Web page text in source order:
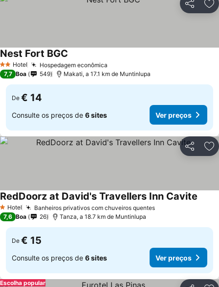
Partilhar
2 Estrelas
Hotel Hospedagem econômica
Nest Fort BGC
7,7 Boa 549 Makati, a 17.1 km de Muntinlupa
De € 14
Consulte os preços de 6 sites Ver preços
Partilhar
1 Estrelas
Hotel Banheiros privativos com chuveiros quentes
RedDoorz at David's Travellers Inn Cavite
7,6 Boa 26 Tanza, a 18.7 km de Muntinlupa
De € 15
Consulte os preços de 6 sites Ver preços
Escolha popular